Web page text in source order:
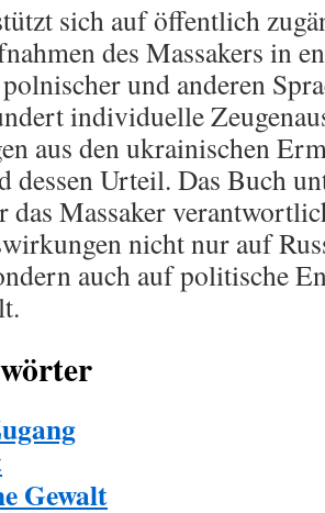
sich auf öffentlich
des Massakers in
und anderen
individuelle
aus den ukrainischen
dessen Urteil. Das Buch
das Massaker
nicht nur auf
auch auf politische
Gewalt